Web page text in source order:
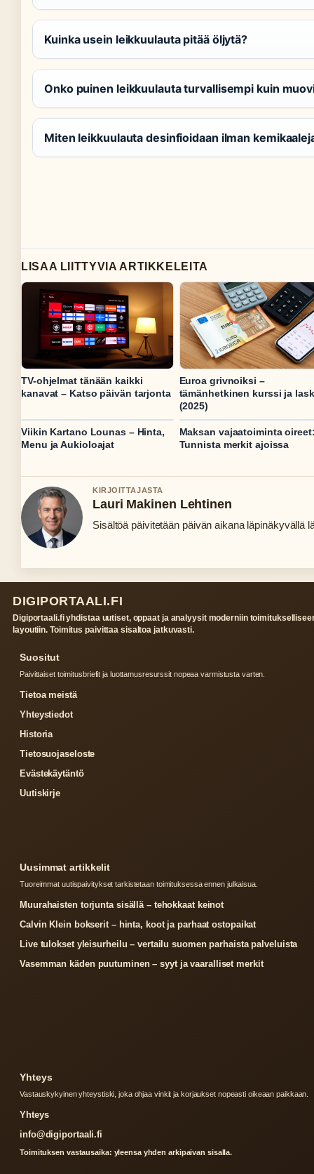
Kuinka usein leikkuulauta pitää öljytä?
Onko puinen leikkuulauta turvallisempi kuin
Miten leikkuulauta desinfioidaan ilman
LISAA LIITTYVIA ARTIKKELEITA
TV-ohjelmat tänään kaikki
kanavat – Katso päivän tarjonta
Euroa grivnoiksi –
tämänhetkinen kurssi ja
(2025)
Viikin Kartano Lounas – Hinta,
Menu ja Aukioloajat
Maksan vajaatoiminta
Tunnista merkit ajoissa
KIRJOITTAJASTA
Lauri Makinen Lehtinen
Sisältöä päivitetään päivän aikana läpinäkyvällä
DIGIPORTAALI.FI
Digiportaali.fi yhdistaa uutiset, oppaat ja analyysit moderniin
layoutiin. Toimitus paivittaa sisaltoa jatkuvasti.
Suositut
Paivittaiset toimitusbriefit ja luottamusresurssit nopeaa varmistusta varten.
Tietoa meistä
Yhteystiedot
Historia
Tietosuojaseloste
Evästekäytäntö
Uutiskirje
Uusimmat artikkelit
Tuoreimmat uutispaivitykset tarkistetaan toimituksessa ennen julkaisua.
Muurahaisten torjunta sisällä – tehokkaat keinot
Calvin Klein bokserit – hinta, koot ja parhaat ostopaikat
Live tulokset yleisurheilu – vertailu suomen parhaista palveluista
Vasemman käden puutuminen – syyt ja vaaralliset merkit
Yhteys
Vastauskykyinen yhteystiski, joka ohjaa vinkit ja korjaukset nopeasti oikeaan paikkaan.
Yhteys
info@digiportaali.fi
Toimituksen vastausaika: yleensa yhden arkipaivan sisalla.